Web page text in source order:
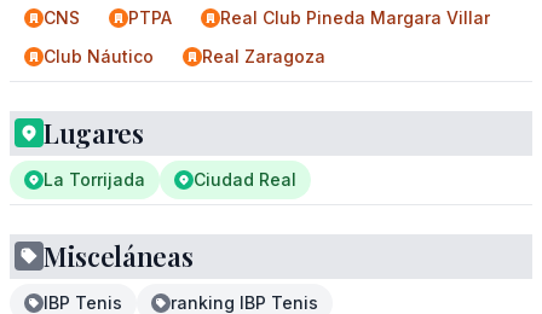
CNS
PTPA
Real Club Pineda Margara Villar
Club Náutico
Real Zaragoza
Lugares
La Torrijada Ciudad Real
Misceláneas
IBP Tenis ranking IBP Tenis